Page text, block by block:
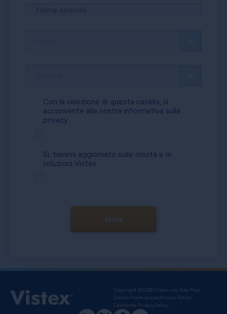
Con la selezione di questa casella, si
acconsente alla nostra informativa sulla
privacy
Sì, tienimi aggiornato sulle novità e le
soluzioni Vistex.
Invia
Copyright ©2026 Vistex, Inc. Site Map
Cookie PreferencesPrivacy Policy
California Privacy Policy